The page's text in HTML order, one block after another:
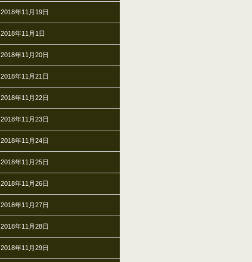
2018年11月19日
2018年11月1日
2018年11月20日
2018年11月21日
2018年11月22日
2018年11月23日
2018年11月24日
2018年11月25日
2018年11月26日
2018年11月27日
2018年11月28日
2018年11月29日